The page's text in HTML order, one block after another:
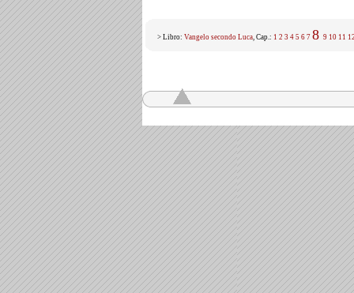
> Libro: Vangelo secondo Luca, Cap.: 1 2 3 4 5 6 7 8 9 10 11